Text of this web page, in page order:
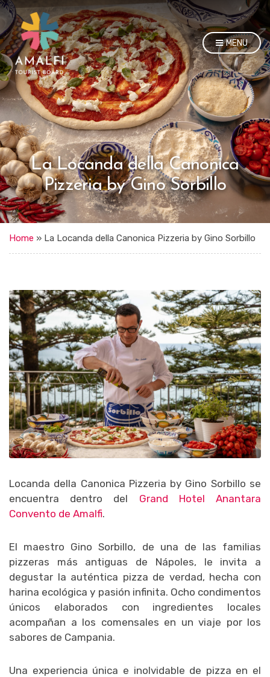
MENU
La Locanda della Canonica
Pizzeria by Gino Sorbillo
Home » La Locanda della Canonica Pizzeria by Gino Sorbillo
Locanda della Canonica Pizzeria by Gino Sorbillo se
encuentra dentro del Grand Hotel Anantara
Convento de Amalfi.
El maestro Gino Sorbillo, de una de las familias
pizzeras más antiguas de Nápoles, le invita a
degustar la auténtica pizza de verdad, hecha con
harina ecológica y pasión infinita. Ocho condimentos
únicos elaborados con ingredientes locales
acompañan a los comensales en un viaje por los
sabores de Campania.
Una experiencia única e inolvidable de pizza en el